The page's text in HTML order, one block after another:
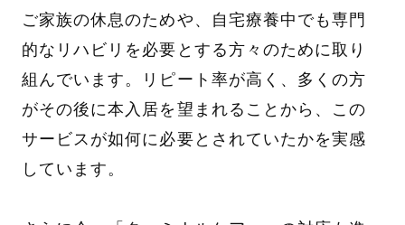
ご家族の休息のためや、自宅療養中でも専門
的なリハビリを必要とする方々のために取り
組んでいます。リピート率が高く、多くの方
がその後に本入居を望まれることから、この
サービスが如何に必要とされていたかを実感
しています。